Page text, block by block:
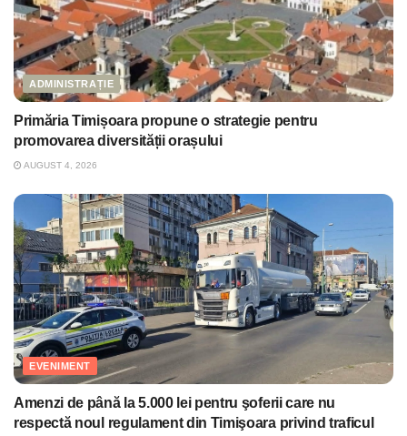
ADMINISTRAȚIE
Primăria Timișoara propune o strategie pentru
promovarea diversității orașului
AUGUST 4, 2026
EVENIMENT
Amenzi de până la 5.000 lei pentru şoferii care nu
respectă noul regulament din Timişoara privind traficul